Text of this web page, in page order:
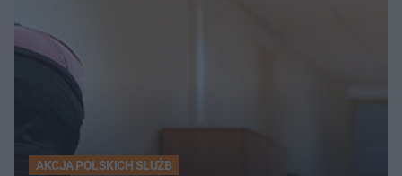
AKCJA POLSKICH SŁUŻB